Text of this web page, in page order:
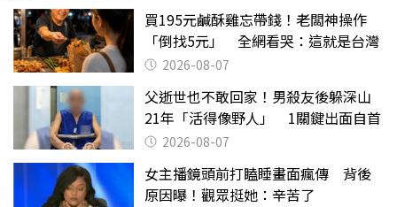
買195元鹹酥雞忘帶錢！老闆神操作
「倒找5元」 全網看哭：這就是台灣
2026-08-07
父逝世也不敢回家！男殺友後躲深山
21年「活得像野人」 1關鍵出面自首
2026-08-07
女主播鏡頭前打瞌睡畫面瘋傳 背後
原因曝！觀眾挺她：辛苦了